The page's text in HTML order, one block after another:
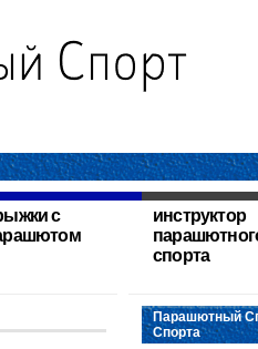
с
инструктор
спорта
Парашютный
Спорта